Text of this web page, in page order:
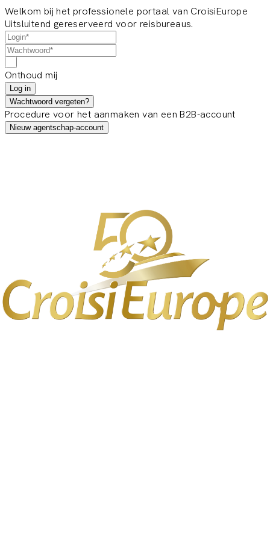
Welkom bij het professionele portaal van CroisiEurope
Uitsluitend gereserveerd voor reisbureaus.
Onthoud mij
Log in
Wachtwoord vergeten?
Procedure voor het aanmaken van een B2B-account
Nieuw agentschap-account